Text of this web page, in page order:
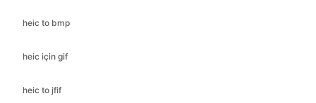
heic to jfif
heic to ico
heic to jpeg